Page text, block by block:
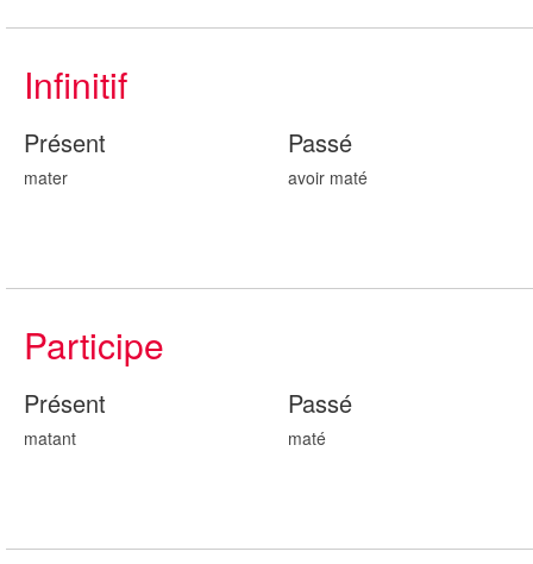
Infinitif
Présent
mater
Passé
avoir maté
Participe
Présent
matant
Passé
maté